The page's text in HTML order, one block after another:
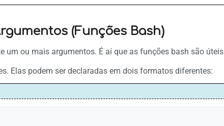
(Funções Bash)
um ou mais argumentos. É aí que as funções bash são
Elas podem ser declaradas em dois formatos diferentes: